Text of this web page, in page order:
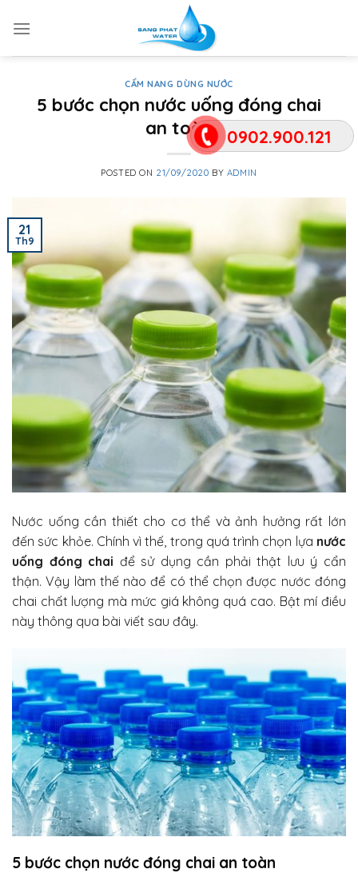
0902.900.121
CẨM NANG DÙNG NƯỚC
5 bước chọn nước uống đóng chai
an toàn
POSTED ON 21/09/2020 BY ADMIN
21
Th9
Nước uống cần thiết cho cơ thể và ảnh hưởng rất lớn
đến sức khỏe. Chính vì thế, trong quá trình chọn lựa nước
uống đóng chai để sử dụng cần phải thật lưu ý cẩn
thận. Vậy làm thế nào để có thể chọn được nước đóng
chai chất lượng mà mức giá không quá cao. Bật mí điều
này thông qua bài viết sau đây.
5 bước chọn nước đóng chai an toàn